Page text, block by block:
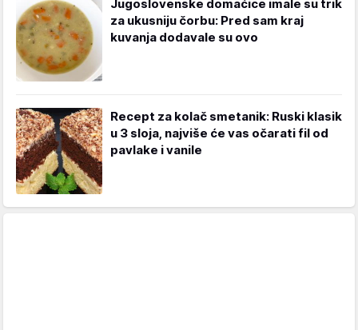
Jugoslovenske domaćice imale su trik
za ukusniju čorbu: Pred sam kraj
kuvanja dodavale su ovo
Recept za kolač smetanik: Ruski klasik
u 3 sloja, najviše će vas očarati fil od
pavlake i vanile